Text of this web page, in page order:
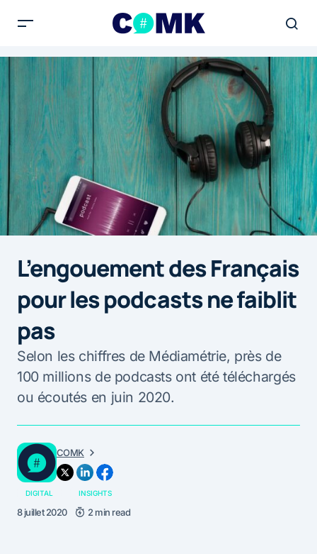
L’engouement des Français
pour les podcasts ne faiblit
pas
Selon les chiffres de Médiamétrie, près de
100 millions de podcasts ont été téléchargés
ou écoutés en juin 2020.
COMK
DIGITAL INSIGHTS
8 juillet 2020 2 min read